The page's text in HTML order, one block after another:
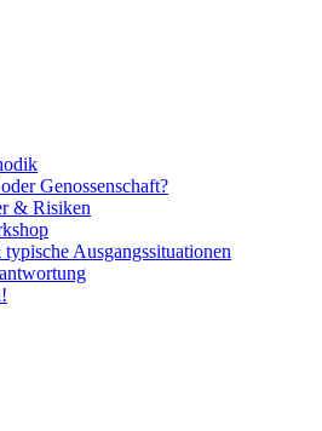
Genossenschaft?
& Risiken
Ausgangssituationen